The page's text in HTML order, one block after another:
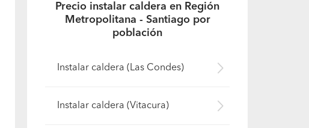
Precio instalar caldera en Región
Metropolitana - Santiago por
población
Instalar caldera (Las Condes)
Instalar caldera (Vitacura)